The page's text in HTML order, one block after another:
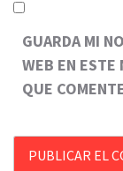
GUARDA MI
WEB EN ESTE
QUE